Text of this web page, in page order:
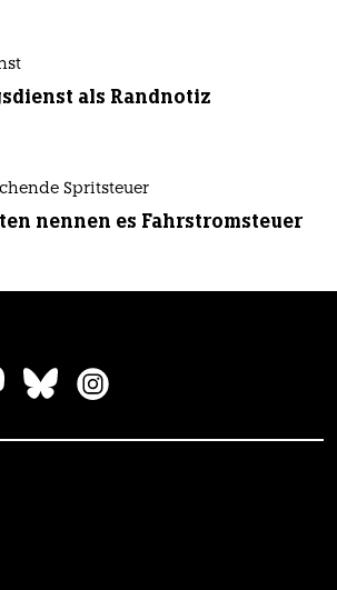
als Randnotiz
Spritsteuer
nennen es Fahrstromsteuer